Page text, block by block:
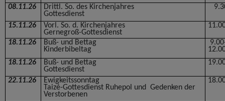
08.11.26
Drittl. So. des Kirchenjahres
Gottesdienst
15.11.26
Vorl. So. d. Kirchenjahres
Gernegroß-Gottesdienst
18.11.26
Buß- und Bettag
Kinderbibeltag
18.11.26
Buß- und Bettag
Gottesdienst
22.11.26
Ewigkeitssonntag
Taizé-Gottesdienst Ruhepol und Gedenken der
Verstorbenen